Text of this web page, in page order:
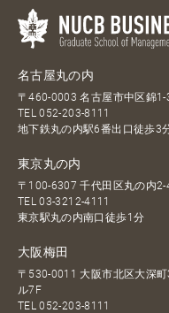
名古屋丸の内
〒460-0003 名古屋市中区錦1-
TEL052-203-8111
地下鉄丸の内駅6番出口徒歩3
東京丸の内
〒100-6307 千代田区丸の内2-
TEL03-3212-4111
東京駅丸の内南口徒歩1分
大阪梅田
〒530-0011 大阪市北区大深
ル7F
TEL052-203-8111